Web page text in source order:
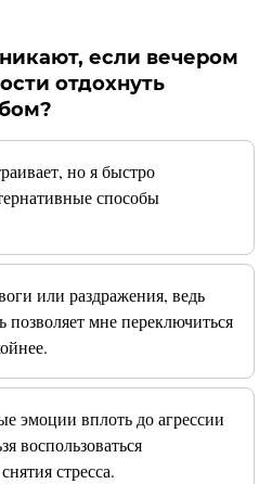
если вечером
отдохнуть
но я быстро
способы
или раздражения, ведь
позволяет мне переключиться
эмоции вплоть до агрессии
воспользоваться
стресса.